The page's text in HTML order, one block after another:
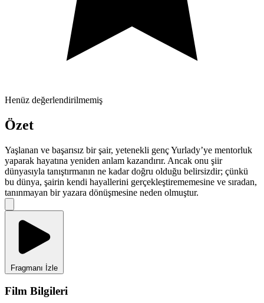
Henüz değerlendirilmemiş
Özet
Yaşlanan ve başarısız bir şair, yetenekli genç Yurlady’ye mentorluk
yaparak hayatına yeniden anlam kazandırır. Ancak onu şiir
dünyasıyla tanıştırmanın ne kadar doğru olduğu belirsizdir; çünkü
bu dünya, şairin kendi hayallerini gerçekleştirememesine ve sıradan,
tanınmayan bir yazara dönüşmesine neden olmuştur.
Fragmanı İzle
Film Bilgileri